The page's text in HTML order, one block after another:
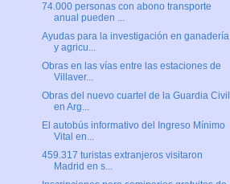
74.000 personas con abono transporte
anual pueden ...
Ayudas para la investigación en ganadería
y agricu...
Obras en las vías entre las estaciones de
Villaver...
Obras del nuevo cuartel de la Guardia Civil
en Arg...
El autobús informativo del Ingreso Mínimo
Vital en...
459.317 turistas extranjeros visitaron
Madrid en s...